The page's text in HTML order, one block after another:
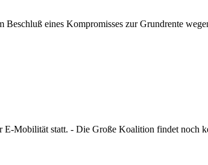
eines Kompromisses zur Grundrente
Mobilität statt. - Die Große Koalition findet noch